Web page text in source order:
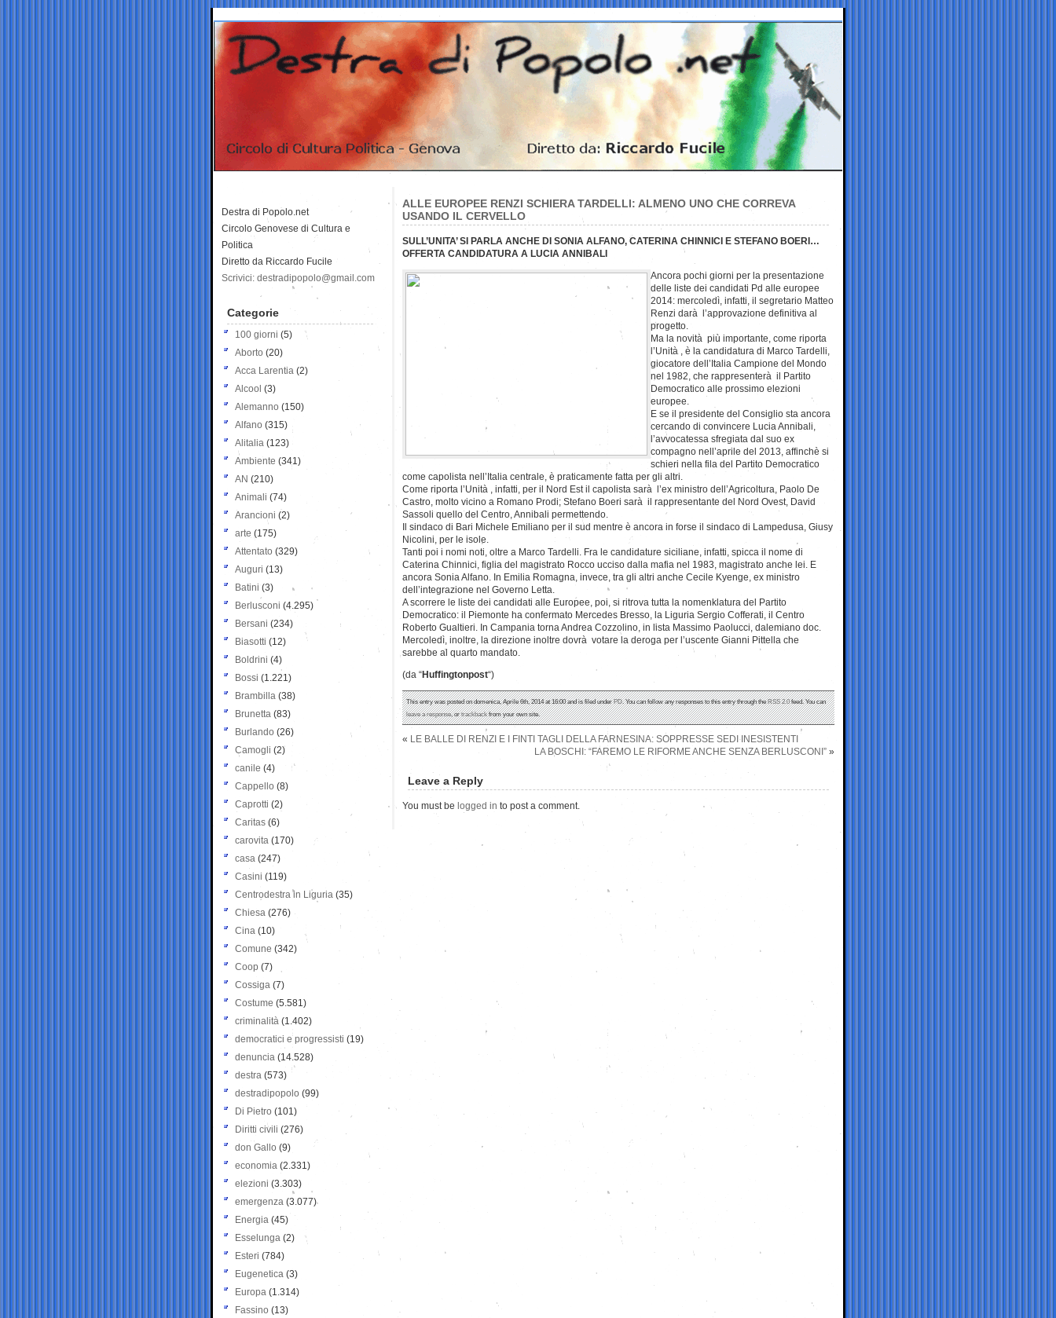
ALLE EUROPEE RENZI SCHIERA TARDELLI: ALMENO UNO CHE CORREVA
USANDO IL CERVELLO
SULL’UNITA’ SI PARLA ANCHE DI SONIA ALFANO, CATERINA CHINNICI E STEFANO BOERI…
OFFERTA CANDIDATURA A LUCIA ANNIBALI
Ancora pochi giorni per la presentazione
delle liste dei candidati Pd alle europee
2014: mercoledì, infatti, il segretario Matteo
Renzi darà l’approvazione definitiva al
progetto.
Ma la novità più importante, come riporta
l’Unità , è la candidatura di Marco Tardelli,
giocatore dell’Italia Campione del Mondo
nel 1982, che rappresenterà il Partito
Democratico alle prossimo elezioni
europee.
E se il presidente del Consiglio sta ancora
cercando di convincere Lucia Annibali,
l’avvocatessa sfregiata dal suo ex
compagno nell’aprile del 2013, affinchè si
schieri nella fila del Partito Democratico
come capolista nell’Italia centrale, è praticamente fatta per gli altri.
Come riporta l’Unità , infatti, per il Nord Est il capolista sarà l’ex ministro dell’Agricoltura, Paolo De
Castro, molto vicino a Romano Prodi; Stefano Boeri sarà il rappresentante del Nord Ovest, David
Sassoli quello del Centro, Annibali permettendo.
Il sindaco di Bari Michele Emiliano per il sud mentre è ancora in forse il sindaco di Lampedusa, Giusy
Nicolini, per le isole.
Tanti poi i nomi noti, oltre a Marco Tardelli. Fra le candidature siciliane, infatti, spicca il nome di
Caterina Chinnici, figlia del magistrato Rocco ucciso dalla mafia nel 1983, magistrato anche lei. E
ancora Sonia Alfano. In Emilia Romagna, invece, tra gli altri anche Cecile Kyenge, ex ministro
dell’integrazione nel Governo Letta.
A scorrere le liste dei candidati alle Europee, poi, si ritrova tutta la nomenklatura del Partito
Democratico: il Piemonte ha confermato Mercedes Bresso, la Liguria Sergio Cofferati, il Centro
Roberto Gualtieri. In Campania torna Andrea Cozzolino, in lista Massimo Paolucci, dalemiano doc.
Mercoledì, inoltre, la direzione inoltre dovrà votare la deroga per l’uscente Gianni Pittella che
sarebbe al quarto mandato.
(da “Huffingtonpost“)
This entry was posted on domenica, Aprile 6th, 2014 at 16:00 and is filed underPD. You can follow any responses to this entry through theRSS 2.0feed. You can
leave a response, ortrackbackfrom your own site.
« LE BALLE DI RENZI E I FINTI TAGLI DELLA FARNESINA: SOPPRESSE SEDI INESISTENTI
LA BOSCHI: “FAREMO LE RIFORME ANCHE SENZA BERLUSCONI” »
Leave a Reply
You must be logged in to post a comment.
Destra di Popolo.net
Circolo Genovese di Cultura e
Politica
Diretto da Riccardo Fucile
Scrivici: destradipopolo@gmail.com
Categorie
100 giorni (5)
Aborto (20)
Acca Larentia (2)
Alcool (3)
Alemanno (150)
Alfano (315)
Alitalia (123)
Ambiente (341)
AN (210)
Animali (74)
Arancioni (2)
arte (175)
Attentato (329)
Auguri (13)
Batini (3)
Berlusconi (4.295)
Bersani (234)
Biasotti (12)
Boldrini (4)
Bossi (1.221)
Brambilla (38)
Brunetta (83)
Burlando (26)
Camogli (2)
canile (4)
Cappello (8)
Caprotti (2)
Caritas (6)
carovita (170)
casa (247)
Casini (119)
Centrodestra in Liguria (35)
Chiesa (276)
Cina (10)
Comune (342)
Coop (7)
Cossiga (7)
Costume (5.581)
criminalità (1.402)
democratici e progressisti (19)
denuncia (14.528)
destra (573)
destradipopolo (99)
Di Pietro (101)
Diritti civili (276)
don Gallo (9)
economia (2.331)
elezioni (3.303)
emergenza (3.077)
Energia (45)
Esselunga (2)
Esteri (784)
Eugenetica (3)
Europa (1.314)
Fassino (13)